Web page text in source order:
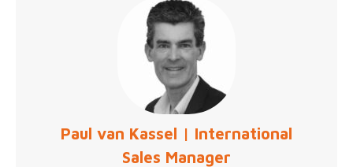
Paul van Kassel | International
Sales Manager